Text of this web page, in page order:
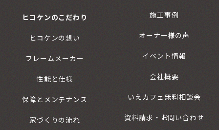
ヒコケンのこだわり
ヒコケンの想い
フレームメーカー
性能と仕様
保障とメンテナンス
家づくりの流れ
施工事例
オーナー様の声
イベント情報
会社概要
いえカフェ無料相談会
資料請求・お問い合わせ